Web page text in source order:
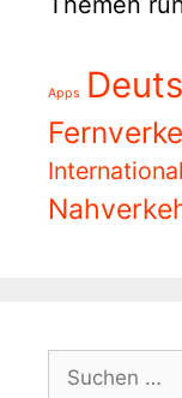
Apps
International
Suchen